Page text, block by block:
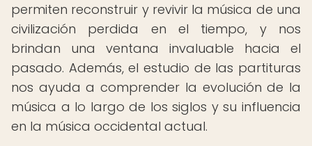
permiten reconstruir y revivir la música de una
civilización perdida en el tiempo, y nos
brindan una ventana invaluable hacia el
pasado. Además, el estudio de las partituras
nos ayuda a comprender la evolución de la
música a lo largo de los siglos y su influencia
en la música occidental actual.